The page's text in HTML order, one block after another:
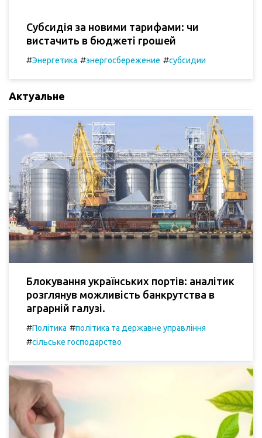
Субсидія за новими тарифами: чи
вистачить в бюджеті грошей
#Энергетика #энергосбережение #субсидии
Актуальне
Блокування українських портів: аналітик
розглянув можливість банкрутства в
аграрній галузі.
#Політика #політика та державне управління
#сільське господарство